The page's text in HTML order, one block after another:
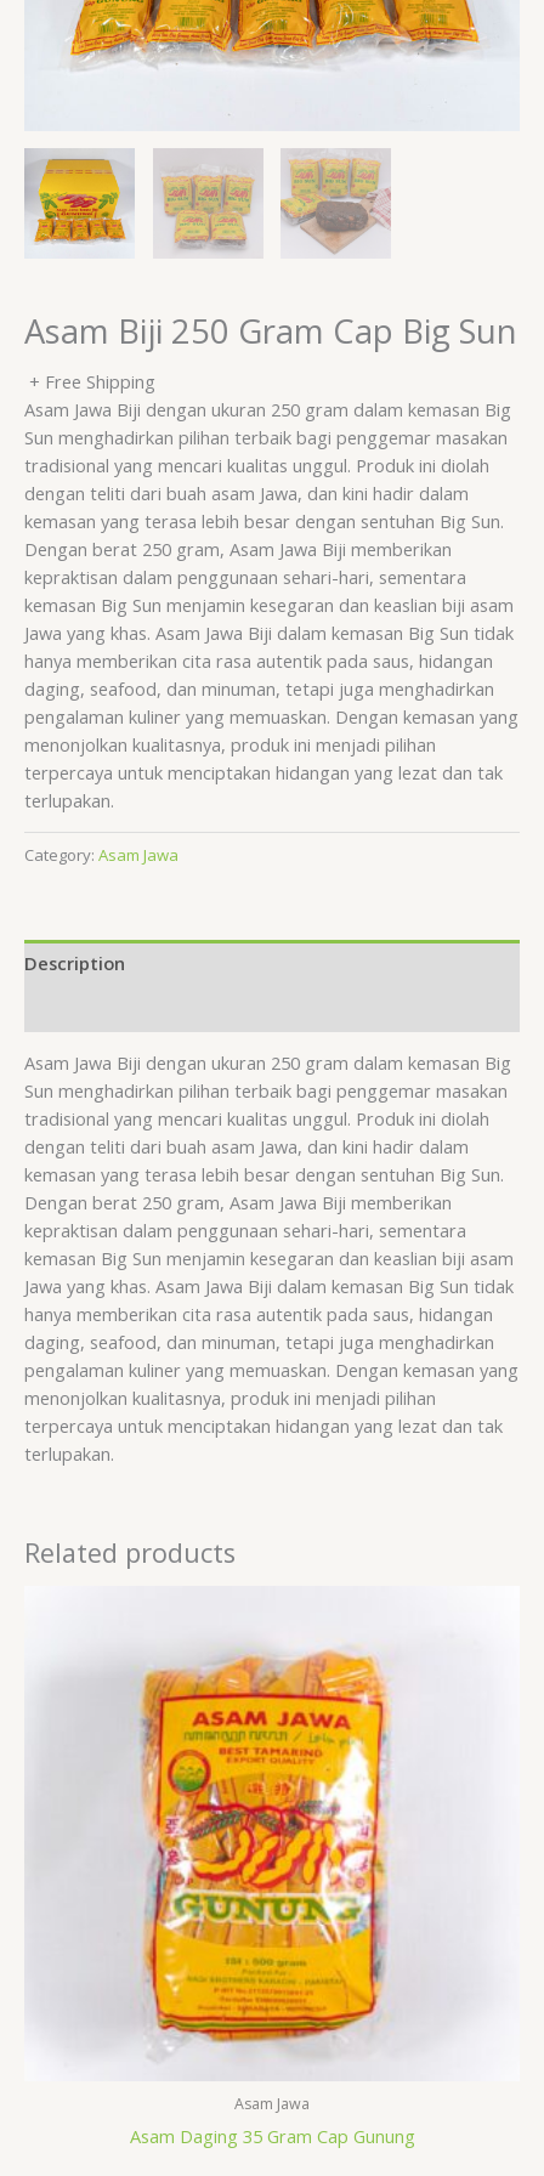
Asam Biji 250 Gram Cap Big Sun
+ Free Shipping
Asam Jawa Biji dengan ukuran 250 gram dalam kemasan Big
Sun menghadirkan pilihan terbaik bagi penggemar masakan
tradisional yang mencari kualitas unggul. Produk ini diolah
dengan teliti dari buah asam Jawa, dan kini hadir dalam
kemasan yang terasa lebih besar dengan sentuhan Big Sun.
Dengan berat 250 gram, Asam Jawa Biji memberikan
kepraktisan dalam penggunaan sehari-hari, sementara
kemasan Big Sun menjamin kesegaran dan keaslian biji asam
Jawa yang khas. Asam Jawa Biji dalam kemasan Big Sun tidak
hanya memberikan cita rasa autentik pada saus, hidangan
daging, seafood, dan minuman, tetapi juga menghadirkan
pengalaman kuliner yang memuaskan. Dengan kemasan yang
menonjolkan kualitasnya, produk ini menjadi pilihan
terpercaya untuk menciptakan hidangan yang lezat dan tak
terlupakan.
Category: Asam Jawa
Description
Asam Jawa Biji dengan ukuran 250 gram dalam kemasan Big
Sun menghadirkan pilihan terbaik bagi penggemar masakan
tradisional yang mencari kualitas unggul. Produk ini diolah
dengan teliti dari buah asam Jawa, dan kini hadir dalam
kemasan yang terasa lebih besar dengan sentuhan Big Sun.
Dengan berat 250 gram, Asam Jawa Biji memberikan
kepraktisan dalam penggunaan sehari-hari, sementara
kemasan Big Sun menjamin kesegaran dan keaslian biji asam
Jawa yang khas. Asam Jawa Biji dalam kemasan Big Sun tidak
hanya memberikan cita rasa autentik pada saus, hidangan
daging, seafood, dan minuman, tetapi juga menghadirkan
pengalaman kuliner yang memuaskan. Dengan kemasan yang
menonjolkan kualitasnya, produk ini menjadi pilihan
terpercaya untuk menciptakan hidangan yang lezat dan tak
terlupakan.
Related products
Asam Jawa
Asam Daging 35 Gram Cap Gunung